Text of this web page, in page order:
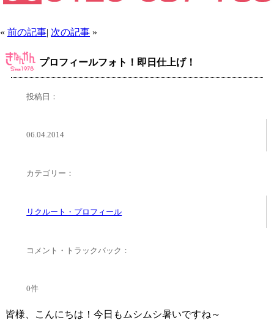
« 前の記事| 次の記事 »
プロフィールフォト！即日仕上げ！
投稿日：
06.04.2014
カテゴリー：
リクルート・プロフィール
コメント・トラックバック：
0件
皆様、こんにちは！今日もムシムシ暑いですね～